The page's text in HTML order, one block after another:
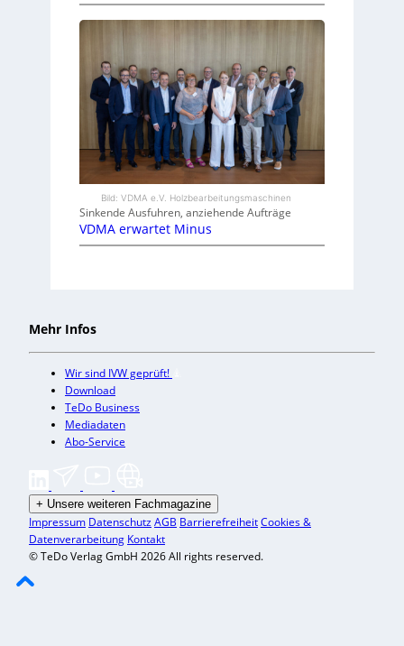
Bild: VDMA e.V. Holzbearbeitungsmaschinen
Sinkende Ausfuhren, anziehende Aufträge
VDMA erwartet Minus
Mehr Infos
Wir sind IVW geprüft!
Download
TeDo Business
Mediadaten
Abo-Service
+ Unsere weiteren Fachmagazine
Impressum DatenschutzAGB BarrierefreiheitCookies &
Datenverarbeitung Kontakt
© TeDo Verlag GmbH 2026 All rights reserved.